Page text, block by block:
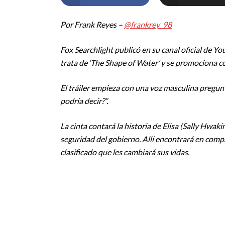
Por Frank Reyes – @frankrey_98
Fox Searchlight publicó en su canal oficial de
trata de ‘The Shape of Water’ y se
El tráiler empieza con una voz masculina
podría decir?”.
La cinta contará la historia de Elisa (Sally
seguridad del gobierno. Allí encontrará en
clasificado que les cambiará sus vidas.